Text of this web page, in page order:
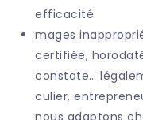
efficacité.
mages
certifiée,
constate…
culier,
nous adaptons